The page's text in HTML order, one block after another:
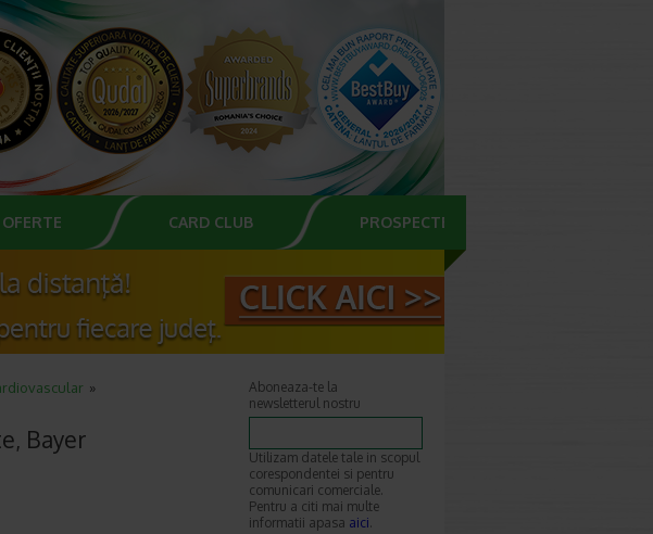
OFERTE CARD CLUB PROSPECTE
Bayer
Aboneaza-te la
newsletterul nostru
Utilizam datele tale in scopul
corespondentei si pentru
comunicari comerciale.
Pentru a citi mai multe
informatii apasa aici.